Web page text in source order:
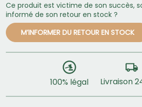
Ce produit est victime de son succès,
informé de son retour en stock ?
M’INFORMER DU RETOUR EN STOCK
100% légal Livraison